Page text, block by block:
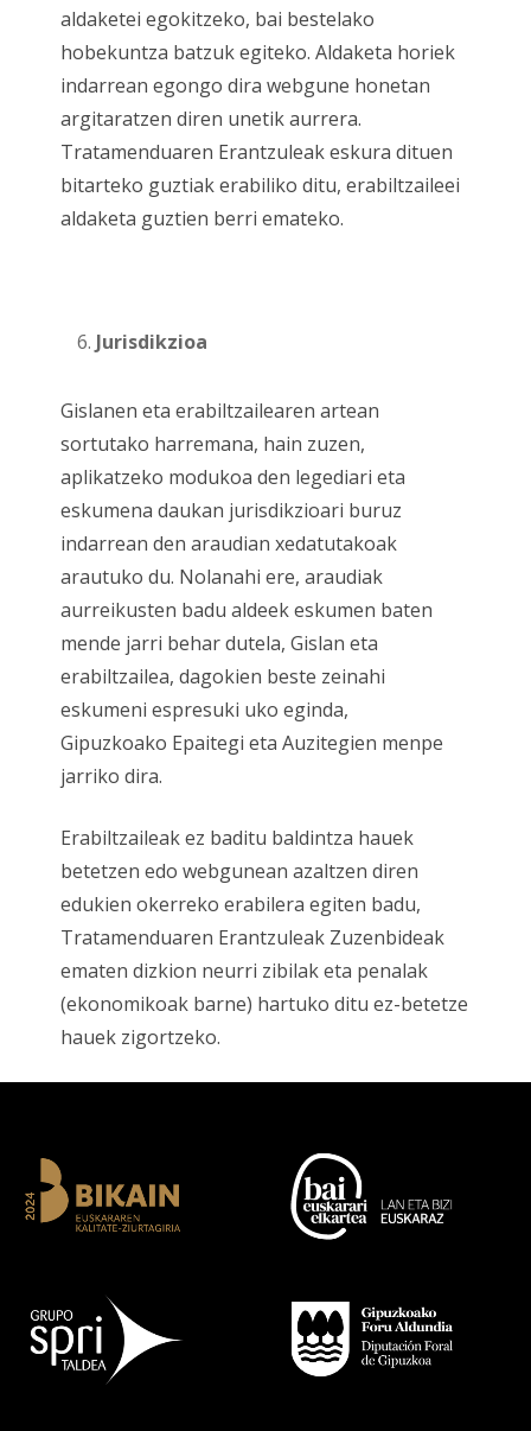
aldaketei egokitzeko, bai bestelako
hobekuntza batzuk egiteko. Aldaketa horiek
indarrean egongo dira webgune honetan
argitaratzen diren unetik aurrera.
Tratamenduaren Erantzuleak eskura dituen
bitarteko guztiak erabiliko ditu, erabiltzaileei
aldaketa guztien berri emateko.
Jurisdikzioa
Gislanen eta erabiltzailearen artean
sortutako harremana, hain zuzen,
aplikatzeko modukoa den legediari eta
eskumena daukan jurisdikzioari buruz
indarrean den araudian xedatutakoak
arautuko du. Nolanahi ere, araudiak
aurreikusten badu aldeek eskumen baten
mende jarri behar dutela, Gislan eta
erabiltzailea, dagokien beste zeinahi
eskumeni espresuki uko eginda,
Gipuzkoako Epaitegi eta Auzitegien menpe
jarriko dira.
Erabiltzaileak ez baditu baldintza hauek
betetzen edo webgunean azaltzen diren
edukien okerreko erabilera egiten badu,
Tratamenduaren Erantzuleak Zuzenbideak
ematen dizkion neurri zibilak eta penalak
(ekonomikoak barne) hartuko ditu ez-betetze
hauek zigortzeko.